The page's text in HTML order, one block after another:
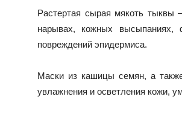
Растертая сырая мякоть тыквы
нарывах, кожных высыпаниях,
повреждений эпидермиса.
Маски из кашицы семян, а
увлажнения и осветления кожи,